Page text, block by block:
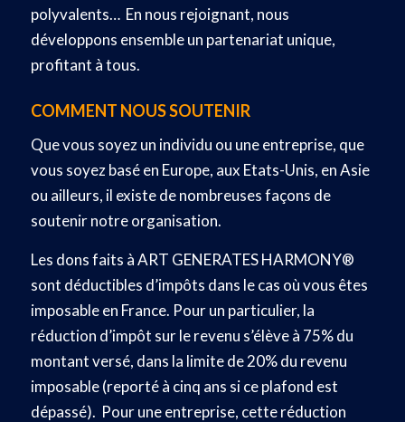
polyvalents… En nous rejoignant, nous
développons ensemble un partenariat unique,
profitant à tous.
COMMENT NOUS SOUTENIR
Que vous soyez un individu ou une entreprise, que
vous soyez basé en Europe, aux Etats-Unis, en Asie
ou ailleurs, il existe de nombreuses façons de
soutenir notre organisation.
Les dons faits à ART GENERATES HARMONY®
sont déductibles d’impôts dans le cas où vous êtes
imposable en France. Pour un particulier, la
réduction d’impôt sur le revenu s’élève à 75% du
montant versé, dans la limite de 20% du revenu
imposable (reporté à cinq ans si ce plafond est
dépassé). Pour une entreprise, cette réduction